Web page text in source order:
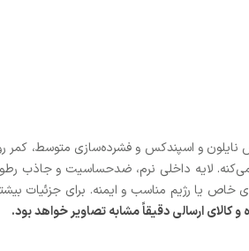
رو آسون می‌کنه. لایه داخلی نرم، ضدحساسیت و
خاص یا رژیم مناسب و ایمنه. برای جزئیات
ارسالی دقیقاً مشابه تصاویر خواهد بود.